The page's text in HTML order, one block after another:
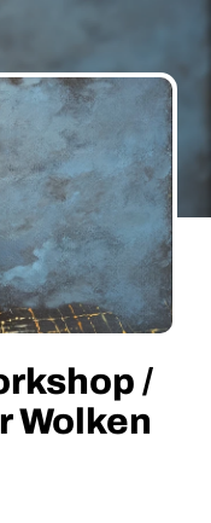
/
Wolken